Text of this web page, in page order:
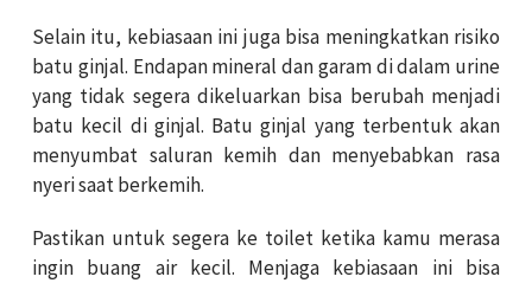
Selain itu, kebiasaan ini juga bisa meningkatkan risiko
batu ginjal. Endapan mineral dan garam di dalam urine
yang tidak segera dikeluarkan bisa berubah menjadi
batu kecil di ginjal. Batu ginjal yang terbentuk akan
menyumbat saluran kemih dan menyebabkan rasa
nyeri saat berkemih.
Pastikan untuk segera ke toilet ketika kamu merasa
ingin buang air kecil. Menjaga kebiasaan ini bisa